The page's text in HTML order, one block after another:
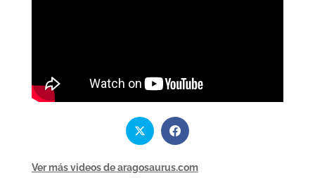
Ver más videos de aragosaurus.com